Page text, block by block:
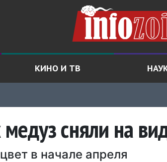
КИНО И ТВ
сняли на
в начале апреля